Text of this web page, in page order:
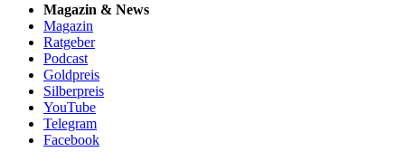
Magazin & News
Magazin
Ratgeber
Podcast
Goldpreis
Silberpreis
YouTube
Telegram
Facebook